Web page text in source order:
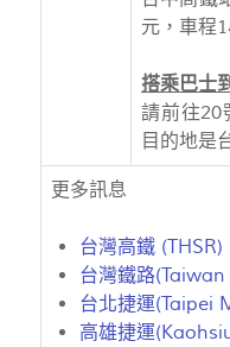
元，車程1
搭乘巴士
請前往20
目的地是
更多訊息
台灣高鐵 (THSR)
台灣鐵路
台北捷運(Taipei
高雄捷運